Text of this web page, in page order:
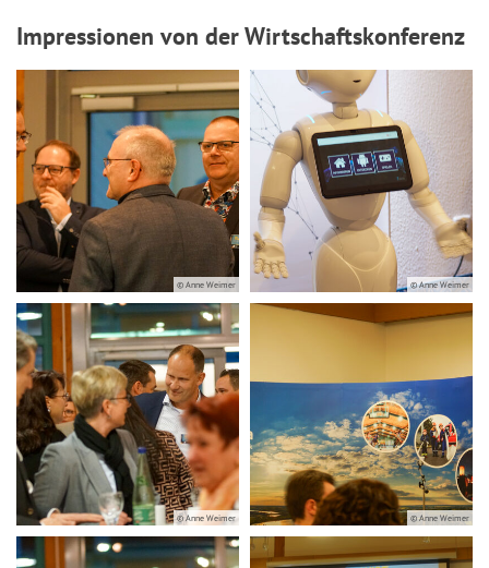
Impressionen von der Wirtschaftskonferenz
© Anne Weimer © Anne Weimer
© Anne Weimer © Anne Weimer